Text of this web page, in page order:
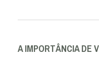
A IMPORTÂNCIA DE